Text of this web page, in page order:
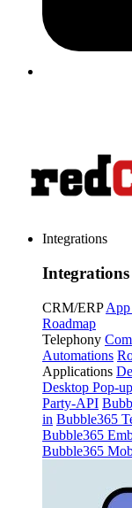
Integrations
Integrations
CRM/ERP App
Roadmap
Telephony
Automations
Applications
Desktop Pop-up
Party-API
in Bubble365
Bubble365
Bubble365